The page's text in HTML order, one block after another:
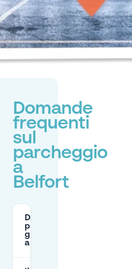
Domande
frequenti
sul
parcheggio
a
Belfort
Dove posso
parcheggiare
gratuitamente
a Belfort?